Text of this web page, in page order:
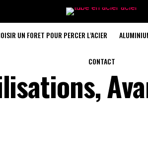
UN FORET POUR PERCER L’ACIER
CONTACT